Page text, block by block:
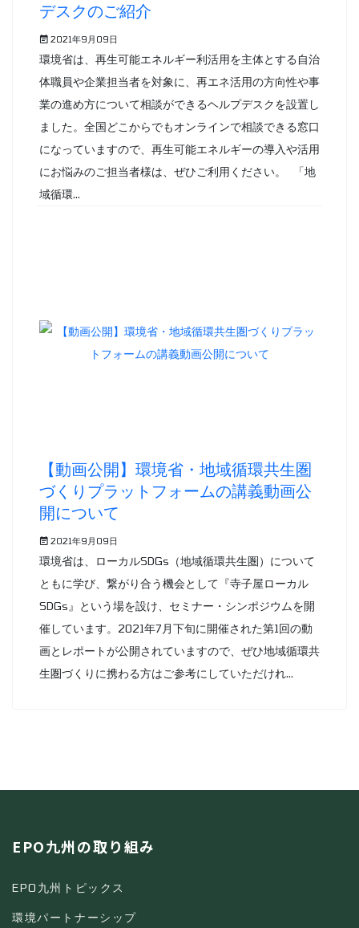
デスクのご紹介
2021年9月09日
環境省は、再生可能エネルギー利活用を主体とする自治
体職員や企業担当者を対象に、再エネ活用の方向性や事
業の進め方について相談ができるヘルプデスクを設置し
ました。全国どこからでもオンラインで相談できる窓口
になっていますので、再生可能エネルギーの導入や活用
にお悩みのご担当者様は、ぜひご利用ください。 「地
域循環...
【動画公開】環境省・地域循環共生圏
づくりプラットフォームの講義動画公
開について
2021年9月09日
環境省は、ローカルSDGs（地域循環共生圏）について
ともに学び、繋がり合う機会として『寺子屋ローカル
SDGs』という場を設け、セミナー・シンポジウムを開
催しています。2021年7月下旬に開催された第1回の動
画とレポートが公開されていますので、ぜひ地域循環共
生圏づくりに携わる方はご参考にしていただけれ...
EPO九州の取り組み
EPO九州トピックス
環境パートナーシップ